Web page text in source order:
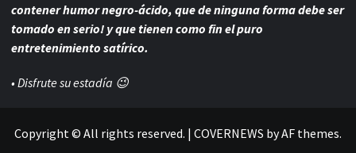
contener humor negro-ácido, que de ninguna forma debe ser
tomado en serio! y que tienen como fin el puro
entretenimiento satírico.
• Disfrute su estadía 😉
Copyright © All rights reserved. | COVERNEWS by AF themes.